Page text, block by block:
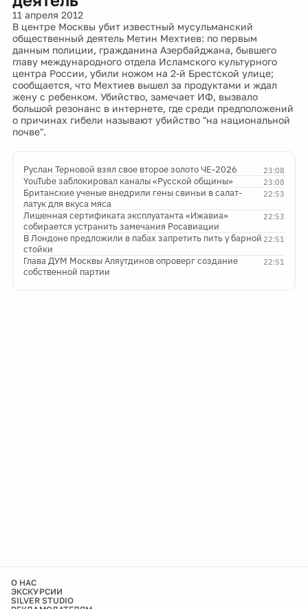
11 апреля 2012
В центре Москвы убит известный мусульманский
общественный деятель Метин Мехтиев: по первым
данным полиции, гражданина Азербайджана, бывшего
главу международного отдела Исламского культурного
центра России, убили ножом на 2-й Брестской улице;
сообщается, что Мехтиев вышел за продуктами и ждал
жену с ребенком. Убийство, замечает ИФ, вызвало
большой резонанс в интернете, где среди предположений
о причинах гибели называют убийство "на национальной
почве".
23:08
Руслан Терновой взял свое второе золото ЧЕ-2026
23:08
YouTube заблокировал каналы «Русской общины»
22:53
Британские ученые внедрили гены свиньи в салат-
латук для вкуса мяса
22:53
Лишенная сертификата эксплуатанта «Ижавиа»
собирается устранить замечания Росавиации
22:51
В Лондоне предложили в пабах запретить пить у барной
стойки
22:51
Глава ДУМ Москвы Аляутдинов опроверг создание
собственной партии
О НАС
ЭКСКУРСИИ
SILVER STUDIO